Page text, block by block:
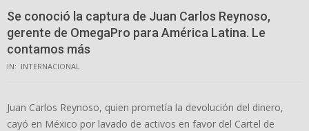
Se conoció la captura de Juan Carlos Reynoso,
gerente de OmegaPro para América Latina. Le
contamos más
IN: INTERNACIONAL
Juan Carlos Reynoso, quien prometía la devolución del dinero,
cayó en México por lavado de activos en favor del Cartel de